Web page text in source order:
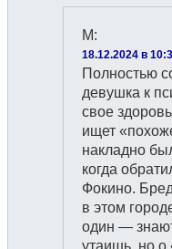
М:
18.12.2024 в
Полностью
девушка к
свое
ищет
накладно
когда
Фокино.
в этом
один —
утаишь, но о